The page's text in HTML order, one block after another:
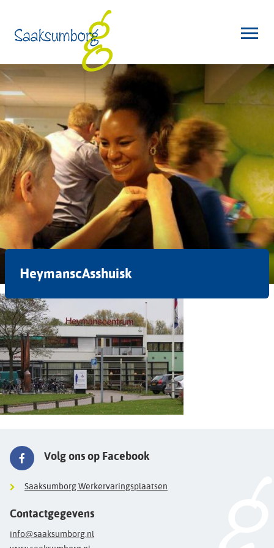
HeymanscAsshuisk
Volg ons op Facebook
Saaksumborg Werkervaringsplaatsen
Contactgegevens
info@saaksumborg.nl